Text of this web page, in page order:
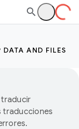
DATA AND FILES
traducciones